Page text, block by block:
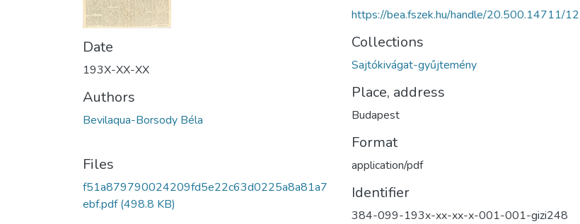
Date
193X-XX-XX
Authors
Bevilaqua-Borsody Béla
Files
f51a879790024209fd5e22c63d0225a8a81a7
ebf.pdf(498.8 KB)
https://bea.fszek.hu/handle/20.500.14711/
Collections
Sajtókivágat-gyűjtemény
Place, address
Budapest
Format
application/pdf
Identifier
384-099-193x-xx-xx-x-001-001-gizi248